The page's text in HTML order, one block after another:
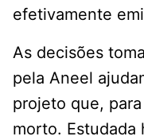
efetivamente
As decisões
pela Aneel
projeto que,
morto. Estudada